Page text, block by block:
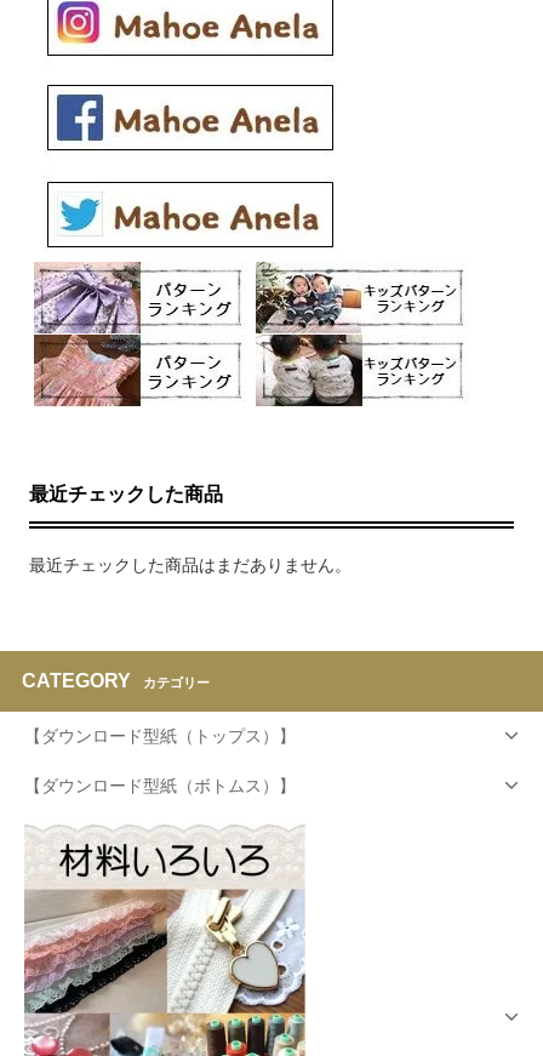
最近チェックした商品
最近チェックした商品はまだありません。
CATEGORY カテゴリー
【ダウンロード型紙（トップス）】
【ダウンロード型紙（ボトムス）】